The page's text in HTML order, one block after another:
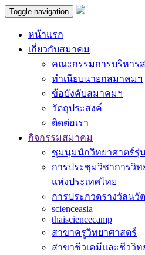
Toggle navigation
หน้าแรก
เกี่ยวกับสมาคม
คณะกรรมการบริหารส
ทำเนียบนายกสมาคมฯ
ข้อบังคับสมาคมฯ
วัตถุประสงค์
ติดต่อเรา
กิจกรรมสมาคม
ชุมนุมนักวิทยาศาตร์รุ่น
การประชุมวิชาการวิ
แห่งประเทศไทย
การประกวดรางวัลนวั
scienceasia
thaisciencecamp
สาขาครูวิทยาศาสตร์
สาขาชีวเคมีและชีววิท